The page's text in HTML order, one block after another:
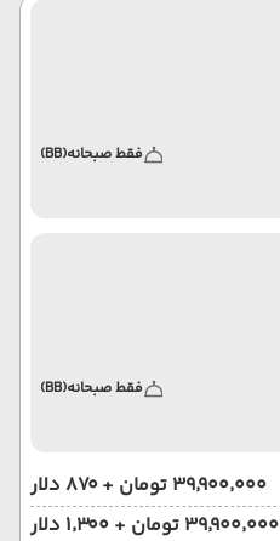
فقط صبحانه(BB)
فقط صبحانه(BB)
۳۹٬۹۰۰٬۰۰۰ تومان + ۸۷۰ دلار
۳۹٬۹۰۰٬۰۰۰ تومان + ۱٬۳۰۰ دلار